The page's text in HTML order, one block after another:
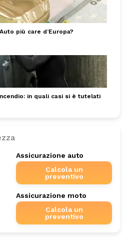
più care d’Europa?
in quali casi si è tutelati
Assicurazione auto
Calcola un
preventivo
Assicurazione moto
Calcola un
preventivo